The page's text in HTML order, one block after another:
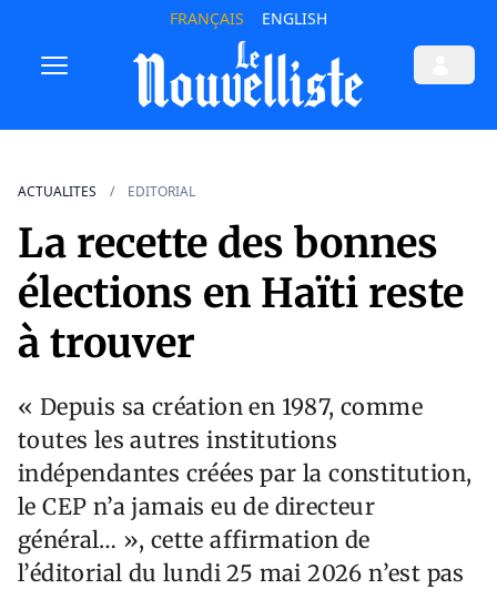
FRANÇAIS ENGLISH
ACTUALITES EDITORIAL
La recette des bonnes
élections en Haïti reste
à trouver
« Depuis sa création en 1987, comme
toutes les autres institutions
indépendantes créées par la constitution,
le CEP n’a jamais eu de directeur
général… », cette affirmation de
l’éditorial du lundi 25 mai 2026 n’est pas